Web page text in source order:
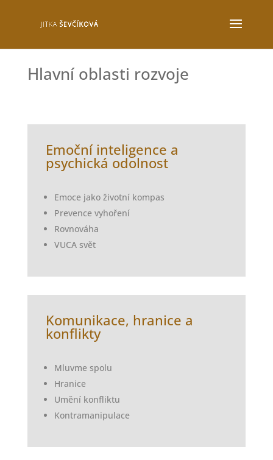
Hlavní oblasti rozvoje
Emoční inteligence a
psychická odolnost
Emoce jako životní kompas
Prevence vyhoření
Rovnováha
VUCA svět
Komunikace, hranice a
konflikty
Mluvme spolu
Hranice
Umění konfliktu
Kontramanipulace